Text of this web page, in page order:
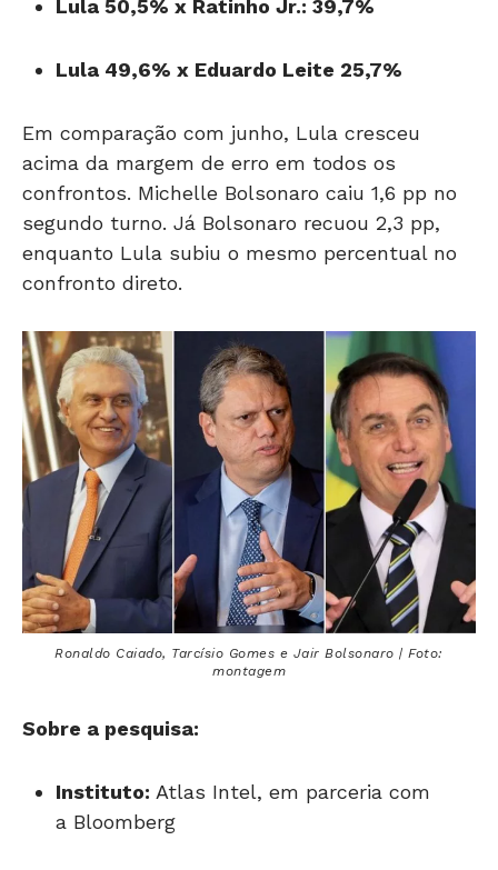
Lula 50,5% x Ratinho Jr.: 39,7%
Lula 49,6% x Eduardo Leite 25,7%
Em comparação com junho, Lula cresceu
acima da margem de erro em todos os
confrontos. Michelle Bolsonaro caiu 1,6 pp no
segundo turno. Já Bolsonaro recuou 2,3 pp,
enquanto Lula subiu o mesmo percentual no
confronto direto.
Ronaldo Caiado, Tarcísio Gomes e Jair Bolsonaro | Foto:
montagem
Sobre a pesquisa:
Instituto: Atlas Intel, em parceria com
a Bloomberg